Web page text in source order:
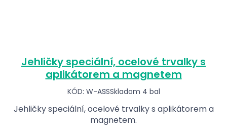
Jehličky speciální, ocelové trvalky s
aplikátorem a magnetem
KÓD: W-ASSSkladom 4 bal
Jehličky speciální, ocelové trvalky s aplikátorem a
magnetem.